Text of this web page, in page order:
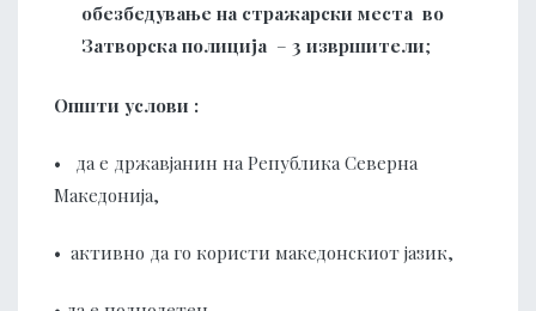
обезбедување на стражарски места во
Затворска полиција –3 извршители;
Општи услови :
• да е државјанин на Република Северна
Македонија,
• активно да го користи македонскиот јазик,